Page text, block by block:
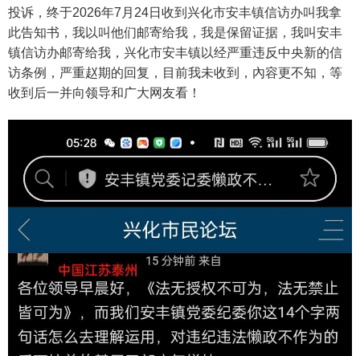
投诉，终于2026年7月24日收到兴化市安丰镇信访办叫我拿
此告知书，我以叫他们邮寄给我，我是保留证据，我叫安丰
镇信访办邮寄给我，兴化市安丰镇以经严重违反中央新的信
访条例，严重赵期的回复，目前我未收到，內容更不知，等
收到后一并向领导和广大网友看！